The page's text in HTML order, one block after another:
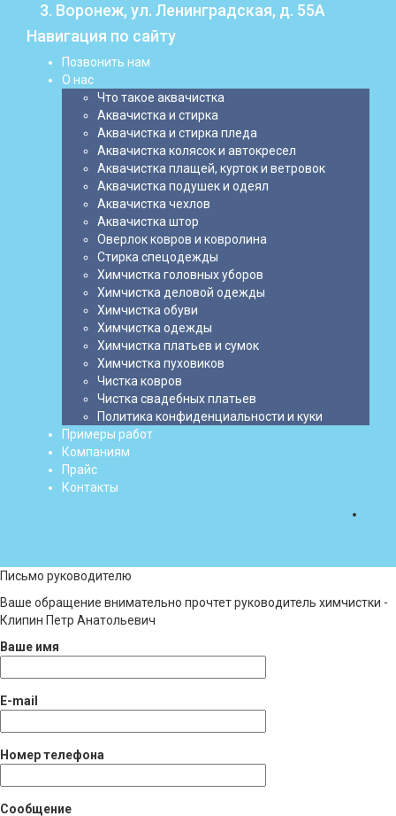
3. Воронеж, ул. Ленинградская, д. 55А
Навигация по сайту
Позвонить нам
О нас
Что такое аквачистка
Аквачистка и стирка
Аквачистка и стирка пледа
Аквачистка колясок и автокресел
Аквачистка плащей, курток и ветровок
Аквачистка подушек и одеял
Аквачистка чехлов
Аквачистка штор
Оверлок ковров и ковролина
Стирка спецодежды
Химчистка головных уборов
Химчистка деловой одежды
Химчистка обуви
Химчистка одежды
Химчистка платьев и сумок
Химчистка пуховиков
Чистка ковров
Чистка свадебных платьев
Политика конфиденциальности и куки
Примеры работ
Компаниям
Прайс
Контакты
Письмо руководителю
Ваше обращение внимательно прочтет руководитель химчистки -
Клипин Петр Анатольевич
Ваше имя
E-mail
Номер телефона
Сообщение